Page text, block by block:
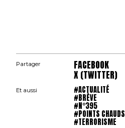
Partager FACEBOOK
X (TWITTER)
Et aussi #ACTUALITÉ
#BRÈVE
#N°395
#POINTS CHAUDS
#TERRORISME